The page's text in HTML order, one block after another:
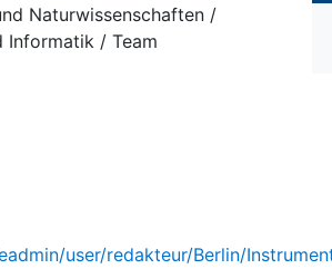
Naturwissenschaften /
Informatik / Team
user/redakteur/Berlin/